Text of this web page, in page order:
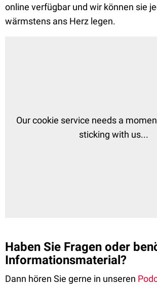
online verfügbar und wir können sie
wärmstens ans Herz legen.
Haben Sie Fragen oder
Informationsmaterial?
Dann hören Sie gerne in unseren